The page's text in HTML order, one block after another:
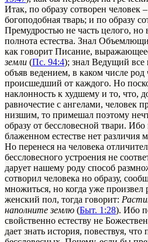
Итак, по образу сотворен человек –
богоподобная тварь; и по образу
Премудростью не часть целого, но
полнота естества. Знал
как говорит Писание,
земли (Пс. 94:4); знал Ведущий
объяв ведением, в каком числе род
происшедший от каждого. Но
наклонность к худшему и то, что,
равночестие с ангелами, человек
низшим, то примешал поэтому
образу от бессловесной твари.
блаженном естестве нет различия
Но перенеся на человека
бессловесного устроения не
дарует нашему роду способ
сотворил человека но образу,
множиться, но когда уже произвел
женский пол, тогда говорит:
наполните землю (Быт. 1:28). Ибо
свойственно естеству не
дает знать история, повествуя,